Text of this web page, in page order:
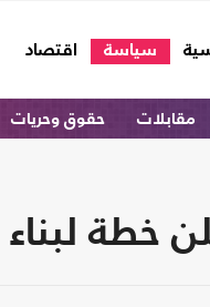
(current) سياسة اقتصاد
مقابلات حقوق وحريات
في الضفة الغربية